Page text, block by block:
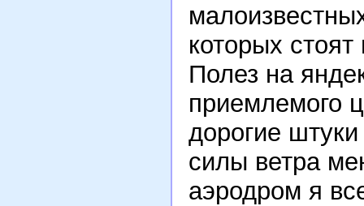
которых стоят
Полез на
приемлемого
дорогие
силы ветра
аэродром я